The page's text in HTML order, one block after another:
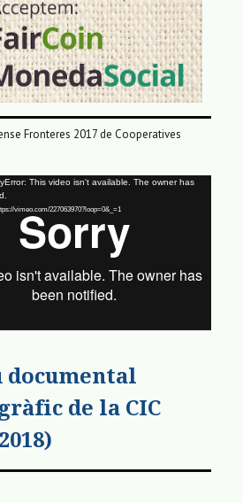
Fronteres 2017 de Cooperatives
This video isn't available. The owner has
vimeo.com/227063970?loop=0&_=1
de la CIC